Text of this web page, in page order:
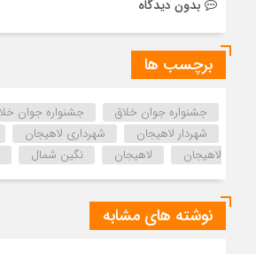
بدون دیدگاه
برچسب ها
جشنواره جوان خلاق
جشنواره جوان
شهردار لاهیجان
شهرداری لاهیجان
لاهیجان
لاهیجان نگین شمال
نوشته های مشابه